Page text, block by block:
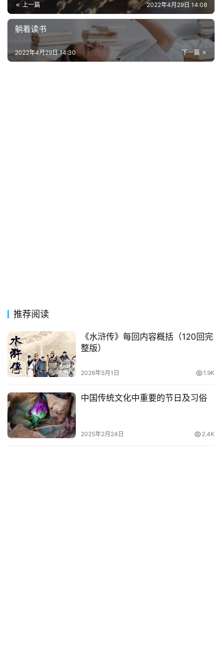
常
用
词
登录 注册
上一篇 2022年4月29日 14:08
躺着读书
下一篇
2022年4月29日 14:30
推荐阅读
《水浒传》每回内容概括（120回完
整版）
2026年5月1日 1.9K
中国传统文化中重要的节日及习俗
2025年2月24日 2.4K